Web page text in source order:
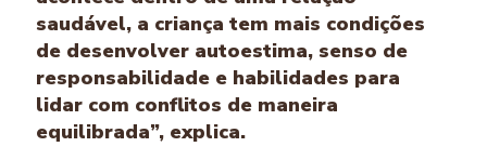
saudável, a criança tem mais condições
de desenvolver autoestima, senso de
responsabilidade e habilidades para
lidar com conflitos de maneira
equilibrada”, explica.